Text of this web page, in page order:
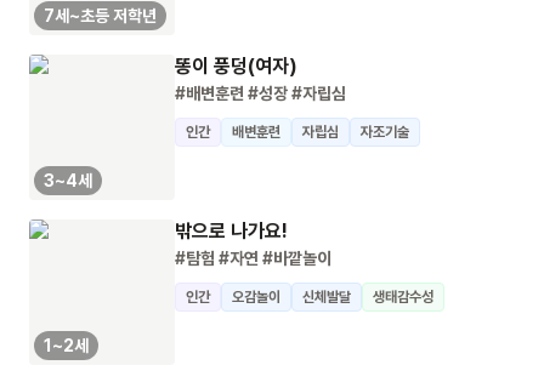
7세~초등 저학년
3~4세
똥이 풍덩(여자)
#배변훈련 #성장#자립심
인간 배변훈련 자립심 자조기술
1~2세
밖으로 나가요!
#탐험 #자연 #바깥놀이
인간 오감놀이 신체발달 생태감수성